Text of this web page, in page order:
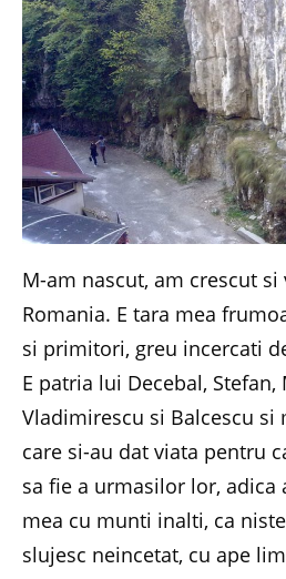
M-am nascut, am crescut
Romania. E tara mea
si primitori, greu incercati
E patria lui Decebal, Stefan,
Vladimirescu si Balcescu
care si-au dat viata pentru
sa fie a urmasilor lor, adica
mea cu munti inalti, ca
slujesc neincetat, cu ape